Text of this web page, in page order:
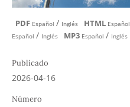
PDF Español / Inglés HTML Español
Español / Inglés MP3 Español / Inglés
Publicado
2026-04-16
Número